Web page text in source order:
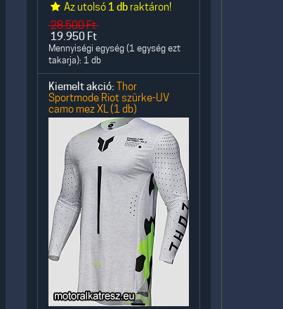
Az utolsó 1 db raktáron!
28.500Ft
19.950 Ft
Mennyiségi egység (1 egység ezt
takarja): 1 db
Kiemelt akció: Thor
Sportmode Riot szürke-UV
camo mez XL (1 db)